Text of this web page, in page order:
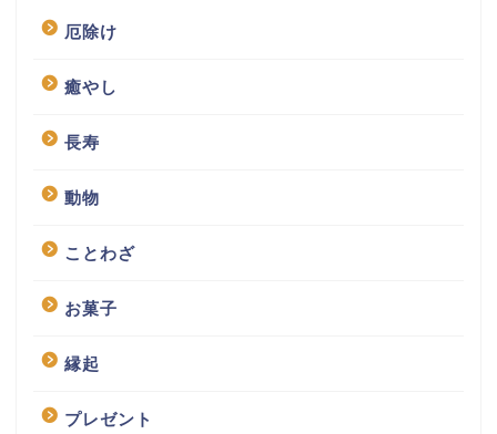
厄除け
癒やし
長寿
動物
ことわざ
お菓子
縁起
プレゼント